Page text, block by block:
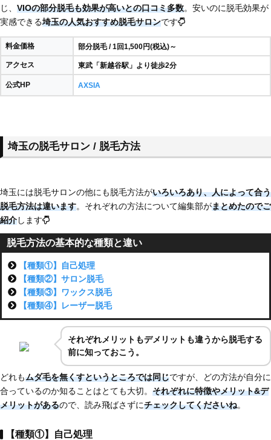
じ、 VIOの部分脱毛も効果が高いとの口コミ多数。安いのに脱毛効果が
実感できる埼玉の人気おすすめ脱毛サロンです
料金価格 部分脱毛 / 1回1,500円(税込)～
アクセス 東武「新越谷駅」より徒歩2分
公式HP AXSIA
埼玉の脱毛サロン / 脱毛方法
埼玉には脱毛サロンの他にも脱毛方法がいろいろあり、人によって合う
脱毛方法は違います。それぞれの方法について編集部がまとめたのでご
紹介します
脱毛方法の基本的な種類と違い
【種類①】自己処理
【種類②】サロン脱毛
【種類③】ワックス脱毛
【種類④】レーザー脱毛
それぞれメリットもデメリットも違うから脱毛する
前に知っておこう。
どれもムダ毛を無くすというところでは同じですが、どの方法が自分に
合っているのか知ることはとても大切。 それぞれに特徴やメリット&デ
メリットがあるので、読み飛ばさずにチェックしてくださいね。
【種類①】自己処理